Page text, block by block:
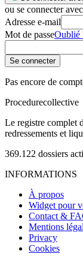
ou se connecter
Adresse e-mail
Mot de passeOublié
Se connecter
Pas encore de
Procedurecollective
Le registre complet
redressements et
369.122 dossiers
INFORMATIONS
À propos
Widget pour
Contact &
Mentions
Privacy
Cookies